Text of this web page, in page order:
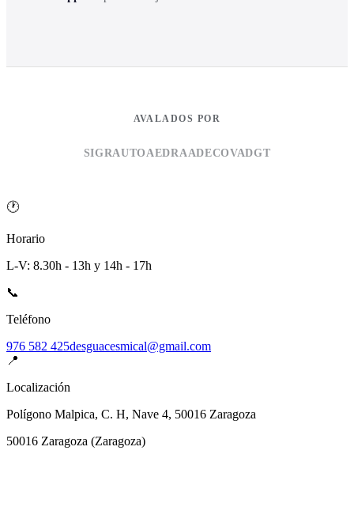
AVALADOS POR
SIGRAUTOAEDRAADECOVADGT
🕐
Horario
L-V: 8.30h - 13h y 14h - 17h
📞
Teléfono
976 582 425desguacesmical@gmail.com
📍
Localización
Polígono Malpica, C. H, Nave 4, 50016 Zaragoza
50016 Zaragoza (Zaragoza)